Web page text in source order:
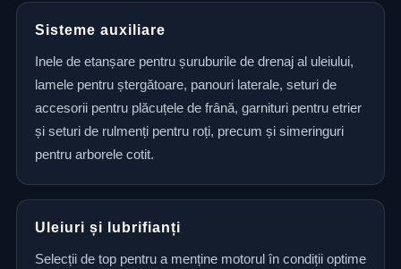
Sisteme auxiliare
Inele de etanșare pentru șuruburile de drenaj al uleiului,
lamele pentru ștergătoare, panouri laterale, seturi de
accesorii pentru plăcuțele de frână, garnituri pentru etrier
și seturi de rulmenți pentru roți, precum și simeringuri
pentru arborele cotit.
Uleiuri și lubrifianți
Selecții de top pentru a menține motorul în condiții optime